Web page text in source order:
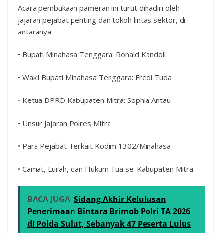
Acara pembukaan pameran ini turut dihadiri oleh
jajaran pejabat penting dan tokoh lintas sektor, di
antaranya:
• Bupati Minahasa Tenggara: Ronald Kandoli
• Wakil Bupati Minahasa Tenggara: Fredi Tuda
• Ketua DPRD Kabupaten Mitra: Sophia Antau
• Unsur Jajaran Polres Mitra
• Para Pejabat Terkait Kodim 1302/Minahasa
• Camat, Lurah, dan Hukum Tua se-Kabupaten Mitra
BACA JUGA Sidang Akhir Kelulusan
Penerimaan Bintara Brimob Polri TA 2026
di Polda Sulut, Sebanyak 47 Peserta Lulus